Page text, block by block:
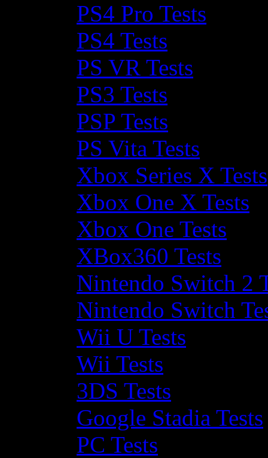
PS4 Pro Tests
PS4 Tests
PS VR Tests
PS3 Tests
PSP Tests
PS Vita Tests
Xbox Series X Tests
Xbox One X Tests
Xbox One Tests
XBox360 Tests
Nintendo Switch 2
Nintendo Switch
Wii U Tests
Wii Tests
3DS Tests
Google Stadia Tests
PC Tests